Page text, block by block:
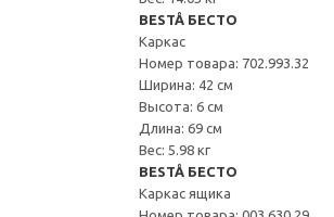
BESTÅ БЕСТО
Каркас
Номер товара: 702.993.32
Ширина: 42 см
Высота: 6 см
Длина: 69 см
Вес: 5.98 кг
BESTÅ БЕСТО
Каркас ящика